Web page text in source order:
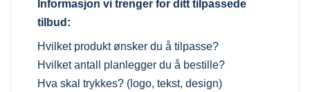
Informasjon vi trenger for ditt tilpassede
tilbud:
Hvilket produkt ønsker du å tilpasse?
Hvilket antall planlegger du å bestille?
Hva skal trykkes? (logo, tekst, design)